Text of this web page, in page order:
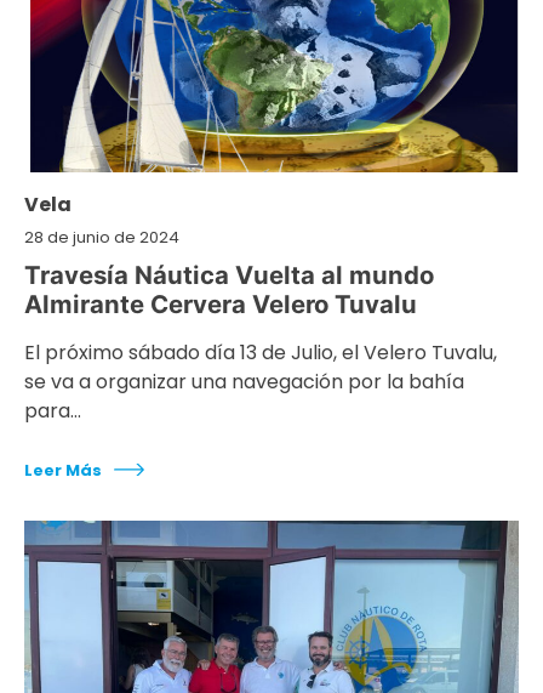
Vela
28 de junio de 2024
Travesía Náutica Vuelta al mundo
Almirante Cervera Velero Tuvalu
El próximo sábado día 13 de Julio, el Velero Tuvalu,
se va a organizar una navegación por la bahía
para…
Leer Más